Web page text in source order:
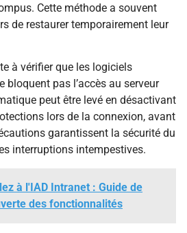
Cette méthode a souvent
de restaurer temporairement leur
à vérifier que les logiciels
bloquent pas l’accès au serveur
peut être levé en désactivant
lors de la connexion, avant
garantissent la sécurité du
interruptions intempestives.
à l'IAD Intranet : Guide de
des fonctionnalités